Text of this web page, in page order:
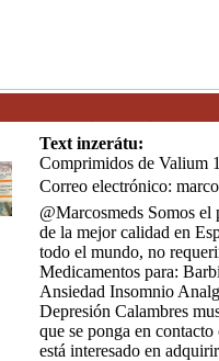
Text inzerátu:
Comprimidos de Valium
Correo electrónico:
@Marcosmeds Somos el
de la mejor calidad en
todo el mundo, no
Medicamentos para:
Ansiedad Insomnio
Depresión Calambres
que se ponga en
está interesado en